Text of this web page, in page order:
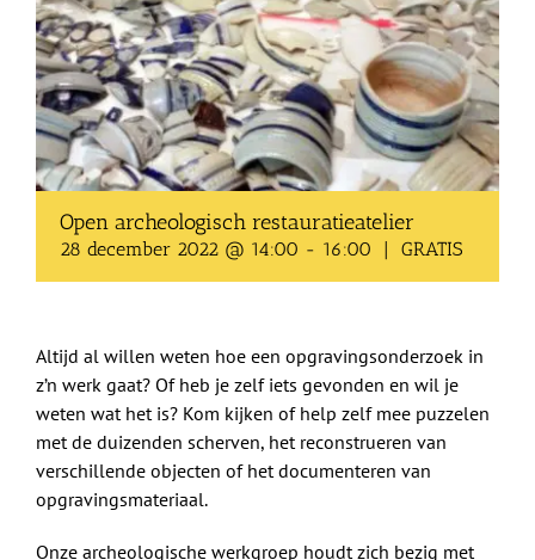
Shop
Over Ons
BEZOEK
Open archeologisch restauratieatelier
28 december 2022 @ 14:00 - 16:00 GRATIS
Altijd al willen weten hoe een opgravingsonderzoek in
z’n werk gaat? Of heb je zelf iets gevonden en wil je
weten wat het is? Kom kijken of help zelf mee puzzelen
met de duizenden scherven, het reconstrueren van
verschillende objecten of het documenteren van
opgravingsmateriaal.
Onze archeologische werkgroep houdt zich bezig met